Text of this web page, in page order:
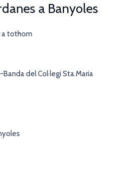
a Banyoles
a tothom
del Col·legi Sta.Maria